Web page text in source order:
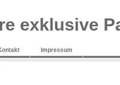
exklusive
Impressum